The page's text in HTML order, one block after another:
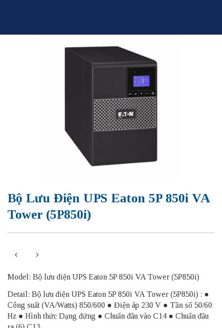
Bộ Lưu Điện UPS Eaton 5P 850i VA
Tower (5P850i)
Model: Bộ lưu điện UPS Eaton 5P 850i VA Tower (5P850i)
Detail: Bộ lưu điện UPS Eaton 5P 850i VA Tower (5P850i) : ●
Công suất (VA/Watts) 850/600 ● Điện áp 230 V ● Tần số 50/60
Hz ● Hình thức Dạng đứng ● Chuẩn đầu vào C14 ● Chuẩn đầu